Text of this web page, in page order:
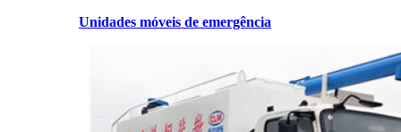
Unidades móveis de emergência